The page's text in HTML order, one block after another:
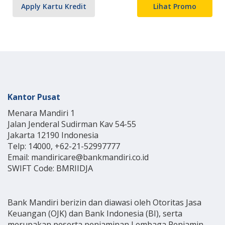
Apply Kartu Kredit Lihat Promo
Kantor Pusat
Menara Mandiri 1
Jalan Jenderal Sudirman Kav 54-55
Jakarta 12190 Indonesia
Telp: 14000, +62-21-52997777
Email: mandiricare@bankmandiri.co.id
SWIFT Code: BMRIIDJA
Bank Mandiri berizin dan diawasi oleh Otoritas Jasa
Keuangan (OJK) dan Bank Indonesia (BI), serta